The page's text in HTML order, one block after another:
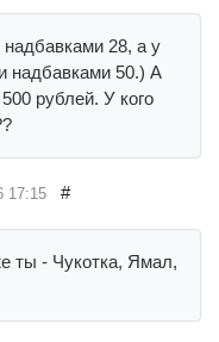
28, а у
надбавками 50.) А
рублей. У кого
17:15 #
ты - Чукотка, Ямал,